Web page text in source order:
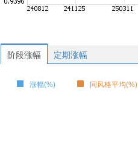
阶段涨幅 定期涨幅
涨幅(%) 同风格平均(%)